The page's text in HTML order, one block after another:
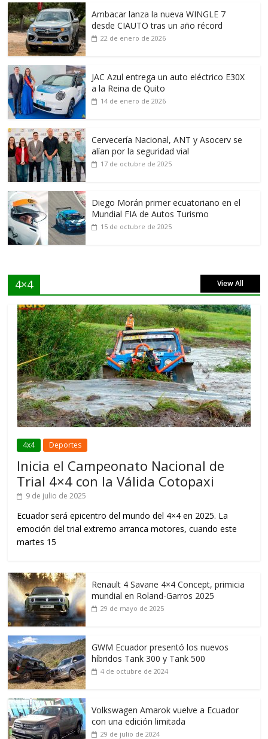
Ambacar lanza la nueva WINGLE 7
desde CIAUTO tras un año récord
22 de enero de 2026
JAC Azul entrega un auto eléctrico E30X
a la Reina de Quito
14 de enero de 2026
Cervecería Nacional, ANT y Asocerv se
alían por la seguridad vial
17 de octubre de 2025
Diego Morán primer ecuatoriano en el
Mundial FIA de Autos Turismo
15 de octubre de 2025
4×4 View All
4x4 Deportes
Inicia el Campeonato Nacional de
Trial 4×4 con la Válida Cotopaxi
9 de julio de 2025
Ecuador será epicentro del mundo del 4×4 en 2025. La
emoción del trial extremo arranca motores, cuando este
martes 15
Renault 4 Savane 4×4 Concept, primicia
mundial en Roland-Garros 2025
29 de mayo de 2025
GWM Ecuador presentó los nuevos
híbridos Tank 300 y Tank 500
4 de octubre de 2024
Volkswagen Amarok vuelve a Ecuador
con una edición limitada
29 de julio de 2024